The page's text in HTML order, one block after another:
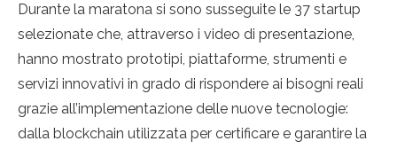
Durante la maratona si sono susseguite le 37 startup
selezionate che, attraverso i video di presentazione,
hanno mostrato prototipi, piattaforme, strumenti e
servizi innovativi in grado di rispondere ai bisogni reali
grazie all’implementazione delle nuove tecnologie:
dalla blockchain utilizzata per certificare e garantire la